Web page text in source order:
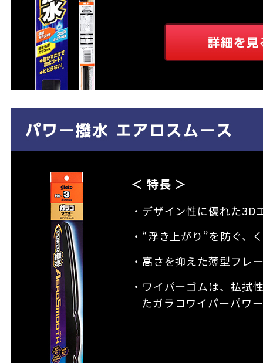
＜ 特長 ＞
・デザイン性に優れた3D
・“浮き上がり”を防ぐ、
・高さを抑えた薄型フレ
・ワイパーゴムは、払拭
たガラコワイパーパワ